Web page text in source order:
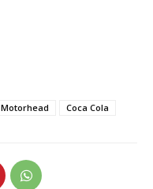
Motorhead Coca Cola